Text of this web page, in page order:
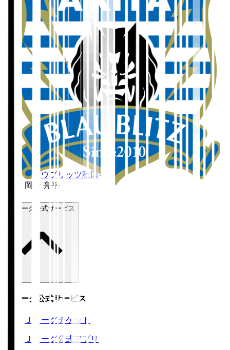
ホーム>
ブラウブリッツ秋田>
岡﨑 亮平
Ｊリーグ公式サービス
Ｊリーグ公式サービス
Ｊリーグチケット
Ｊリーグ公式アプリ